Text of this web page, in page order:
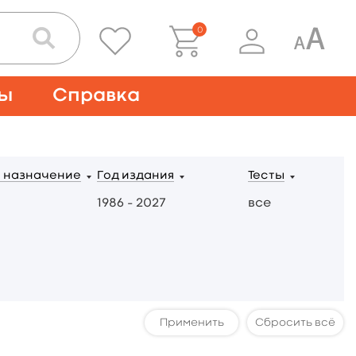
0
Справка
назначение Год издания
1986 – 2027
Тесты
все
Сбросить всё